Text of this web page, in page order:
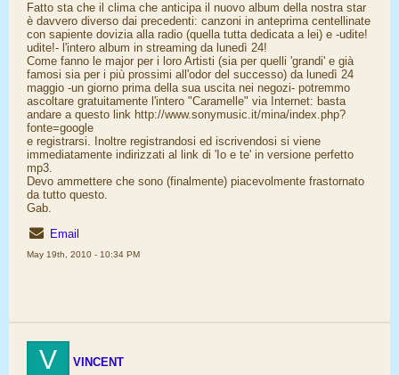
Fatto sta che il clima che anticipa il nuovo album della nostra star
è davvero diverso dai precedenti: canzoni in anteprima centellinate
con sapiente dovizia alla radio (quella tutta dedicata a lei) e -udite!
udite!- l'intero album in streaming da lunedì 24!
Come fanno le major per i loro Artisti (sia per quelli 'grandi' e già
famosi sia per i più prossimi all'odor del successo) da lunedì 24
maggio -un giorno prima della sua uscita nei negozi- potremmo
ascoltare gratuitamente l'intero "Caramelle" via Internet: basta
andare a questo link http://www.sonymusic.it/mina/index.php?
fonte=google
e registrarsi. Inoltre registrandosi ed iscrivendosi si viene
immediatamente indirizzati al link di 'Io e te' in versione perfetto
mp3.
Devo ammettere che sono (finalmente) piacevolmente frastornato
da tutto questo.
Gab.
Email
May 19th, 2010 - 10:34 PM
V VINCENT